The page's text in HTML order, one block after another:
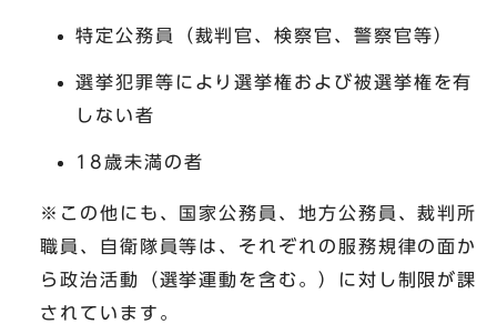
特定公務員（裁判官、検察官、警察官等）
選挙犯罪等により選挙権および被選挙権を有
しない者
18歳未満の者
※この他にも、国家公務員、地方公務員、裁判所
職員、自衛隊員等は、それぞれの服務規律の面か
ら政治活動（選挙運動を含む。）に対し制限が課
されています。